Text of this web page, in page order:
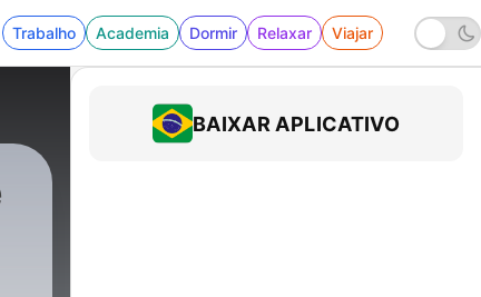
Trabalho Academia Dormir Relaxar Viajar
BAIXAR APLICATIVO